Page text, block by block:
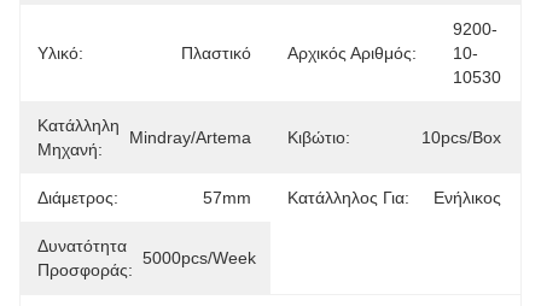
Υλικό: Πλαστικό Αρχικός Αριθμός:
9200-
10-
10530
Κατάλληλη
Μηχανή:
Mindray/artema Κιβώτιο: 10pcs/Box
Διάμετρος: 57mm Κατάλληλος Για: Ενήλικος
Δυνατότητα
Προσφοράς:
5000pcs/week